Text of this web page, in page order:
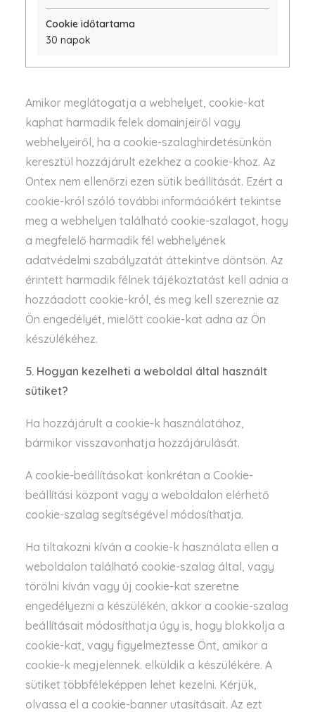
30 napok
Amikor meglátogatja a webhelyet, cookie-kat
kaphat harmadik felek domainjeiről vagy
webhelyeiről, ha a cookie-szalaghirdetésünkön
keresztül hozzájárult ezekhez a cookie-khoz. Az
Ontex nem ellenőrzi ezen sütik beállítását. Ezért a
cookie-król szóló további információkért tekintse
meg a webhelyen található cookie-szalagot, hogy
a megfelelő harmadik fél webhelyének
adatvédelmi szabályzatát áttekintve döntsön. Az
érintett harmadik félnek tájékoztatást kell adnia a
hozzáadott cookie-król, és meg kell szereznie az
Ön engedélyét, mielőtt cookie-kat adna az Ön
készülékéhez.
5. Hogyan kezelheti a weboldal által használt
sütiket?
Ha hozzájárult a cookie-k használatához,
bármikor visszavonhatja hozzájárulását.
A cookie-beállításokat konkrétan a Cookie-
beállítási központ vagy a weboldalon elérhető
cookie-szalag segítségével módosíthatja.
Ha tiltakozni kíván a cookie-k használata ellen a
weboldalon található cookie-szalag által, vagy
törölni kíván vagy új cookie-kat szeretne
engedélyezni a készülékén, akkor a cookie-szalag
beállításait módosíthatja úgy is, hogy blokkolja a
cookie-kat, vagy figyelmeztesse Önt, amikor a
cookie-k megjelennek. elküldik a készülékére. A
sütiket többféleképpen lehet kezelni. Kérjük,
olvassa el a cookie-banner utasításait. Az ezt